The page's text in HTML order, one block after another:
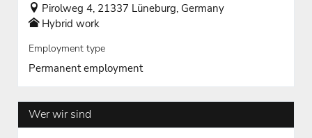
Pirolweg 4, 21337 Lüneburg, Germany
Hybrid work
Employment type
Permanent employment
Wer wir sind